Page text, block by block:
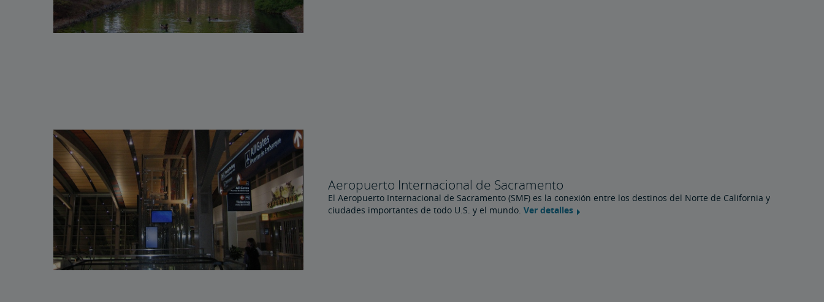
Aeropuerto Internacional de Sacramento
El Aeropuerto Internacional de Sacramento (SMF) es la conexión entre los destinos del Norte de California y
ciudades importantes de todo U.S. y el mundo.Ver detalles